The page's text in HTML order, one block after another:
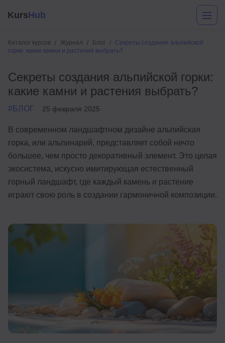
KursHub
Каталог курсов Журнал Блог
Секреты создания альпийской
горки: какие камни и растения выбрать?
Секреты создания альпийской горки:
какие камни и растения выбрать?
#БЛОГ 25 февраля 2025
В современном ландшафтном дизайне альпийская
горка, или альпинарий, представляет собой нечто
большее, чем просто декоративный элемент. Это целая
экосистема, искусно имитирующая естественный
горный ландшафт, где каждый камень и растение
играют свою роль в создании гармоничной композиции.
Маркетинг
Дизайн
Аналитика
Иностранные языки
Акции и промокоды